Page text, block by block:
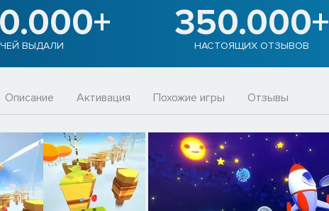
ВЫДАЛИ
350.000+
НАСТОЯЩИХ ОТЗЫВОВ
Описание Активация Похожие игры Отзывы